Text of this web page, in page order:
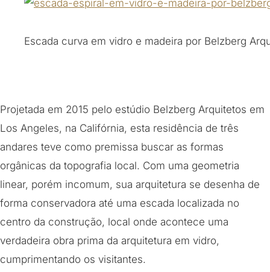
Escada curva em vidro e madeira por Belzberg
Projetada em 2015 pelo estúdio Belzberg Arquitetos em
Los Angeles, na Califórnia, esta residência de três
andares teve como premissa buscar as formas
orgânicas da topografia local. Com uma geometria
linear, porém incomum, sua arquitetura se desenha de
forma conservadora até uma escada localizada no
centro da construção, local onde acontece uma
verdadeira obra prima da arquitetura em vidro,
cumprimentando os visitantes.